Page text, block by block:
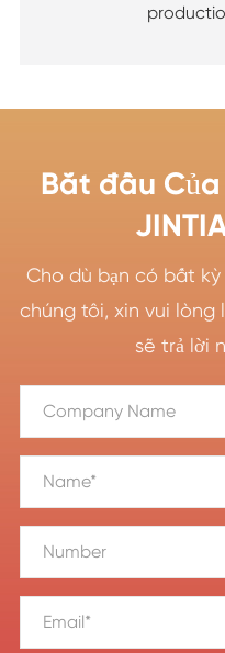
Bắt đầu Của
Cho dù bạn có bất
chúng tôi, xin vui lòng
sẽ trả lời